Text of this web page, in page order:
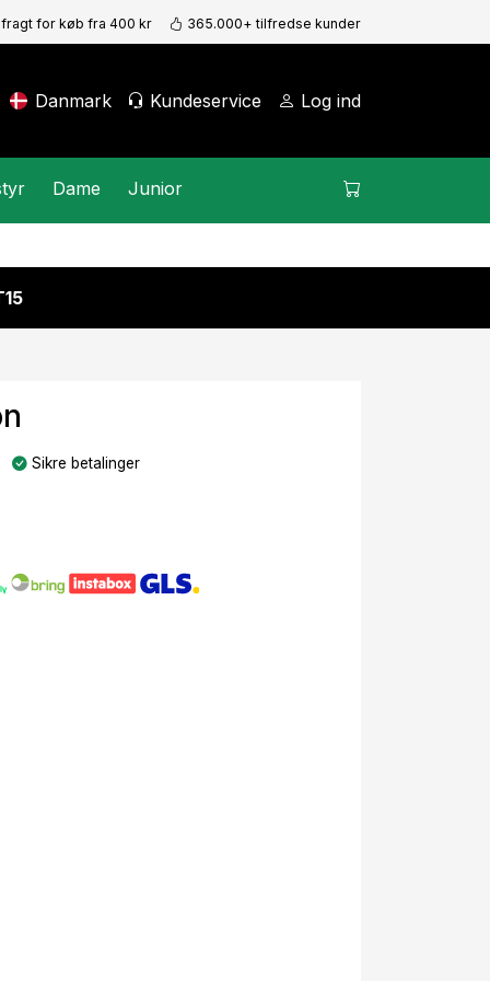
fragt for køb fra 400 kr 365.000+ tilfredse kunder
Danmark Kundeservice Log ind
Dame Junior
Sikre betalinger